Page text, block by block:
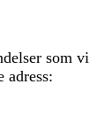
som vi